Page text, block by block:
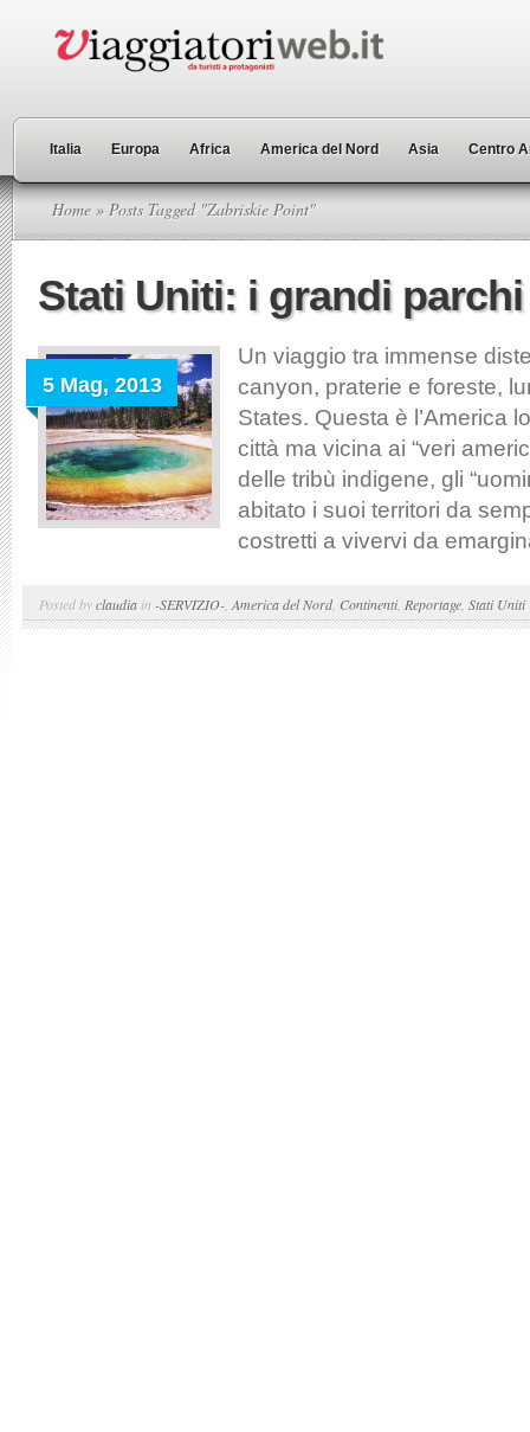
Italia Europa Africa America del Nord Asia Centro
Home » Posts Tagged "Zabriskie Point"
Stati Uniti: i grandi parchi
5 Mag, 2013
Un viaggio tra immense
canyon, praterie e foreste,
States. Questa è l’America
città ma vicina ai “veri
delle tribù indigene, gli
abitato i suoi territori da
costretti a vivervi da
Posted byclaudia in -SERVIZIO- America del Nord, Continenti, Reportage Stati Uniti